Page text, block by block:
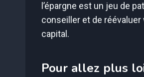
l’épargne est un jeu de
conseiller et de réévaluer
capital.
Pour allez plus